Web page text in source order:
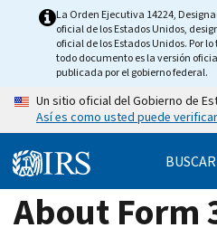
La Orden Ejecutiva 14224,
oficial de los Estados Unidos,
oficial de los Estados Unidos. Por
todo documento es la versión
publicada por el gobierno federal.
Un sitio oficial del Gobierno de
Así es como usted puede
BUSCAR
About Form